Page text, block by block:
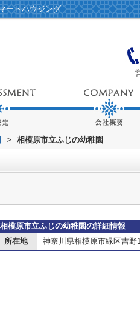
ートハウジング
> 相模原市立ふじの幼稚園
相模原市立ふじの幼稚園の詳細情報
所在地
神奈川県相模原市緑区吉野